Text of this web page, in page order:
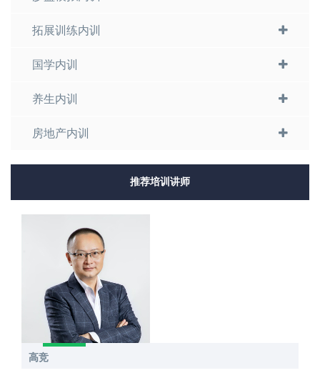
拓展训练内训
国学内训
养生内训
房地产内训
推荐培训讲师
高竞